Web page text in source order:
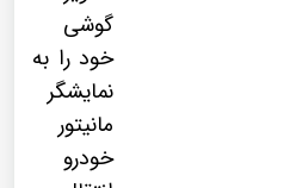
گوشی
خود را به
نمایشگر
مانیتور
خودرو